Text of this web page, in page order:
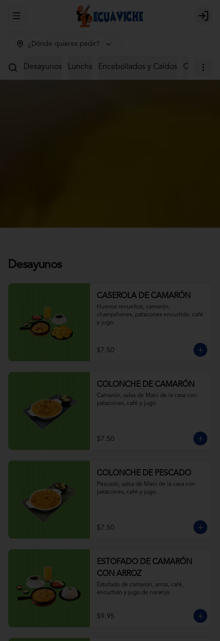
Abrir menu de navegación Login
¿Dónde quieres pedir?
Desayunos Lunchs Encebollados y Caldos Ceviches
Desayunos
CASEROLA DE CAMARÓN
Huevos revueltos, camarón,
champiñones, patacones encurtido, café
y jugo.
$7.50
COLONCHE DE CAMARÓN
Camarón, salsa de Maní de la casa con
patacones, café y jugo.
$7.50
COLONCHE DE PESCADO
Pescado, salsa de Maní de la casa con
patacones, café y jugo.
$7.50
ESTOFADO DE CAMARÓN
CON ARROZ
Estofado de camarón, arroz, café,
encurtido y jugo de naranja.
$9.95